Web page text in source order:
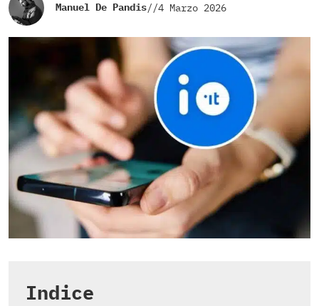
Manuel De Pandis//4 Marzo 2026
Indice